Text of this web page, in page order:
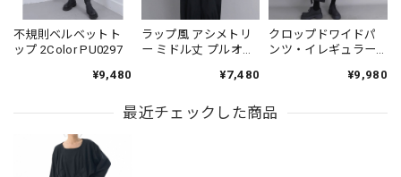
不規則ベルベットト
ップ 2Color PU0297
¥9,480
ラップ風 アシメトリ
ー ミドル丈 プルオー
¥7,480
クロップドワイドパ
ンツ・イレギュラー
ットアップ（3点個
¥9,980
最近チェックした商品